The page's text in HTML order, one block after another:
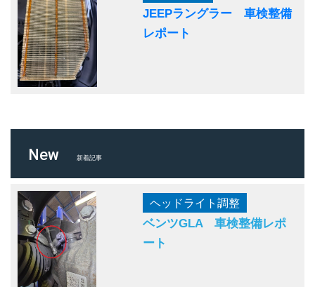
JEEPラングラー 車検整備
レポート
New 新着記事
ヘッドライト調整
ベンツGLA 車検整備レポ
ート